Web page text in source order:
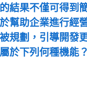
結果不僅可得到
幫助企業進行經
規劃，引導開發
於下列何種機能